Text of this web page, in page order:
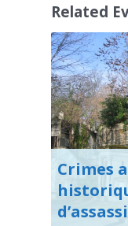
Related
Crimes